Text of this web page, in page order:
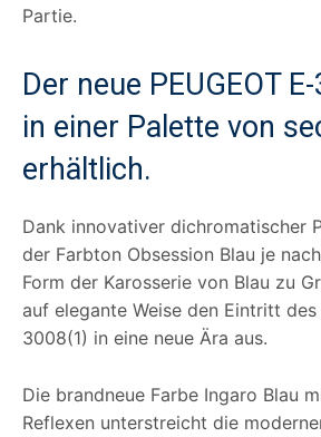
Partie.
Der neue PEUGEOT
in einer Palette von
erhältlich.
Dank innovativer dichromatischer
der Farbton Obsession Blau je
Form der Karosserie von Blau zu
auf elegante Weise den Eintritt des
3008(1) in eine neue Ära aus.
Die brandneue Farbe Ingaro Blau
Reflexen unterstreicht die